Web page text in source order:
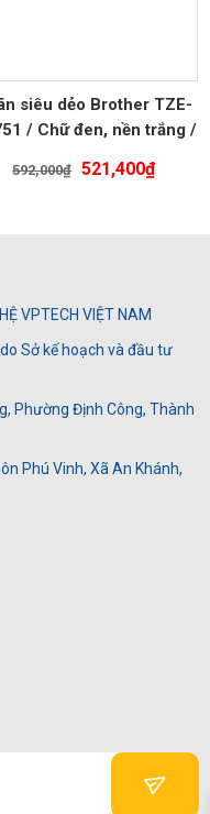
siêu dẻo Brother TZE-
/ Chữ đen, nền trắng /
592,000₫ Giá
521,400₫Giá
VPTECH VIỆT NAM
Sở kế hoạch và đầu tư
Phường Định Công, Thành
Phú Vinh, Xã An Khánh,